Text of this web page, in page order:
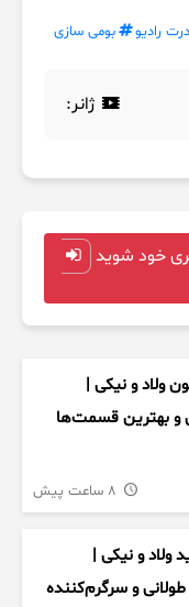
رادیو بومی سازی
ژانر:
خود شوید
ولاد و نیکی |
و بهترین قسمت‌ها
ولاد و نیکی |
و سرگرم‌کننده